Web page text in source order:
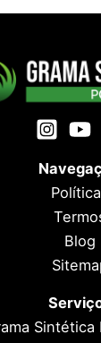
Blog
Sintética